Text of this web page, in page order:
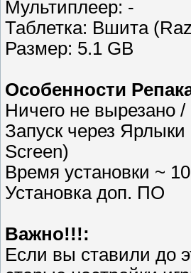
Мультиплеер: -
Таблетка: Вшита
Размер: 5.1 GB
Особенности
Ничего не вырезано
Запуск через
Screen)
Время установки ~
Установка доп. ПО
Важно!!!:
Если вы ставили до